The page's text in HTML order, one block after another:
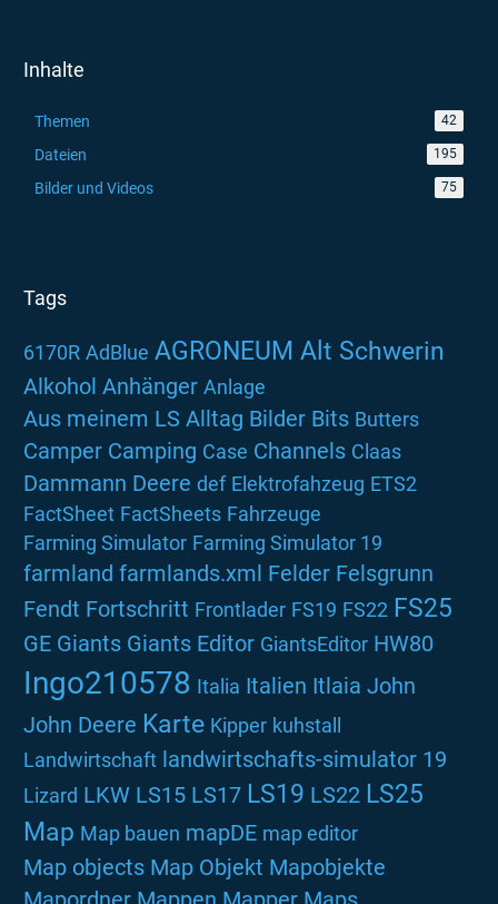
Inhalte
Themen 42
Dateien 195
Bilder und Videos 75
Tags
6170R AdBlue AGRONEUM Alt Schwerin
Alkohol Anhänger Anlage
Aus meinem LS Alltag Bilder Bits Butters
Camper Camping Case Channels Claas
Dammann Deere def Elektrofahzeug ETS2
FactSheet FactSheets Fahrzeuge
Farming Simulator Farming Simulator 19
farmland farmlands.xml Felder Felsgrunn
Fendt Fortschritt Frontlader FS19 FS22 FS25
GE Giants Giants Editor GiantsEditor HW80
Ingo210578 Italia Italien Itlaia John
John Deere Karte Kipper kuhstall
Landwirtschaft landwirtschafts-simulator 19
Lizard LKW LS15 LS17 LS19 LS22 LS25
Map Map bauen mapDE map editor
Map objects Map Objekt Mapobjekte